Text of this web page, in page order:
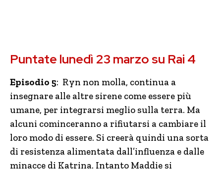
Puntate lunedì 23 marzo su Rai 4
Episodio 5: Ryn non molla, continua a
insegnare alle altre sirene come essere più
umane, per integrarsi meglio sulla terra. Ma
alcuni cominceranno a rifiutarsi a cambiare il
loro modo di essere. Si creerà quindi una sorta
di resistenza alimentata dall’influenza e dalle
minacce di Katrina. Intanto Maddie si